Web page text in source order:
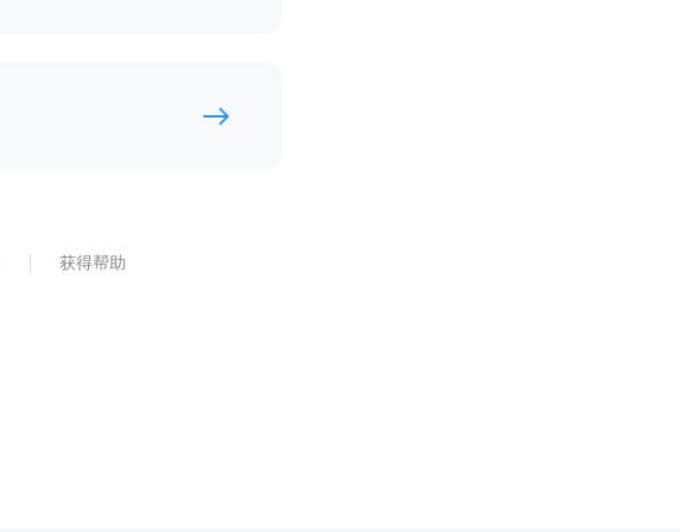
获得帮助